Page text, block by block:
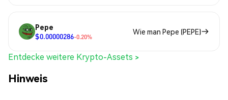
Pepe
$0.00000286-0.20%
Wie man Pepe (PEPE)
Entdecke weitere Krypto-Assets >
Hinweis